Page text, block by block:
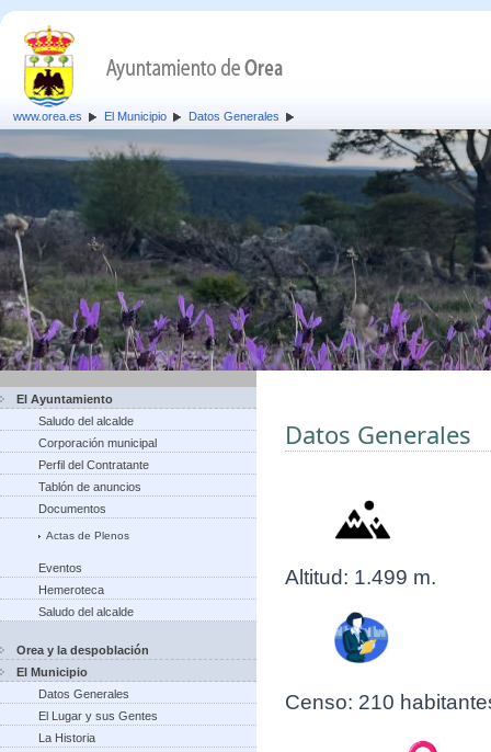
www.orea.es El Municipio Datos Generales
El Ayuntamiento
Saludo del alcalde
Corporación municipal
Perfil del Contratante
Tablón de anuncios
Documentos
Actas de Plenos
Eventos
Hemeroteca
Saludo del alcalde
Orea y la despoblación
El Municipio
Datos Generales
El Lugar y sus Gentes
La Historia
Datos Generales
Altitud: 1.499 m.
Censo: 210